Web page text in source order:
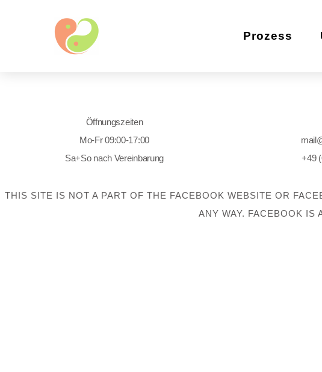
Prozess
Öffnungszeiten
Mo-Fr 09:00-17:00
Sa+So nach Vereinbarung
+49
THIS SITE IS NOT A PART OF THE FACEBOOK WEBSITE OR
ANY WAY. FACEBOOK IS